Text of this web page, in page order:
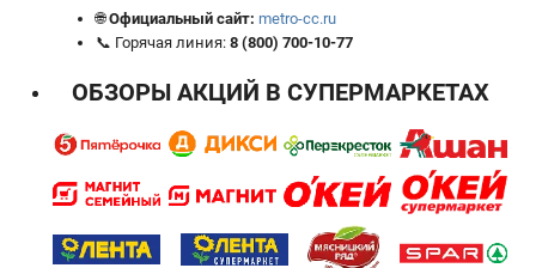
🌐Официальный сайт: metro-cc.ru
📞 Горячая линия: 8 (800) 700-10-77
ОБЗОРЫ АКЦИЙ В СУПЕРМАРКЕТАХ